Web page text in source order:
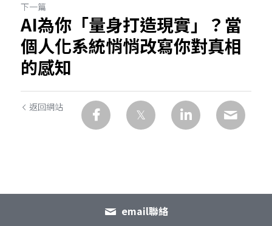
下一篇
AI為你「量身打造現實」？當
個人化系統悄悄改寫你對真相
的感知
返回網站
email聯絡